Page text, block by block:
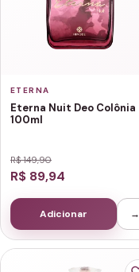
ETERNA
Eterna Nuit Deo Colônia
100ml
R$ 149,90
R$ 89,94
Adicionar →